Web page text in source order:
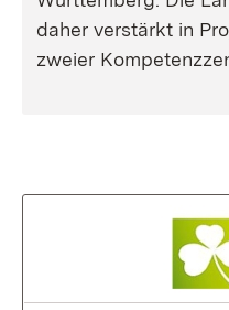
daher verstärkt in
zweier